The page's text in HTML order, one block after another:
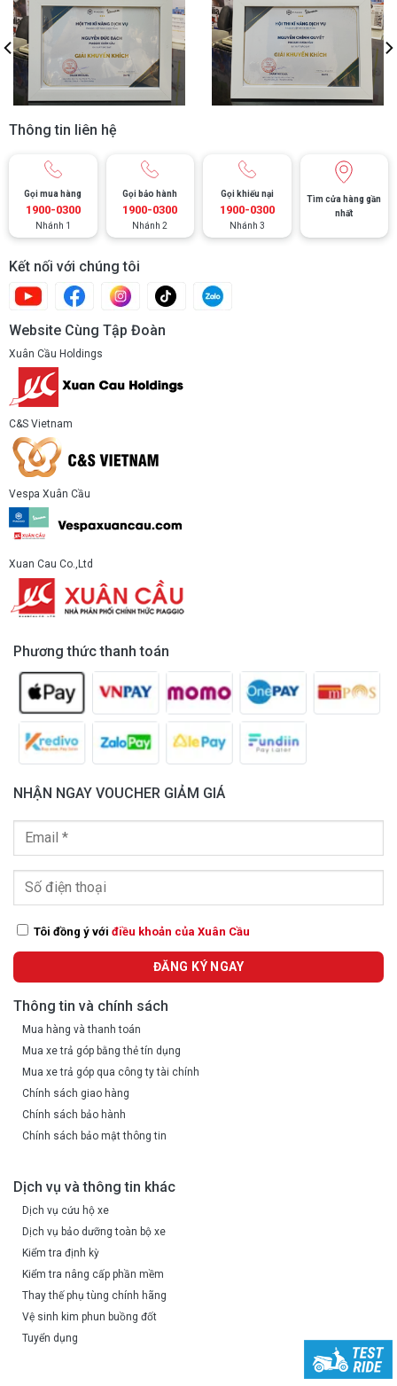
T‑shirt cotton premium
cổ tròn, logo Officina 8 phía trước
và phiên bản lớn hơn ở phía sau – đơn giản mà tinh tế.
Áo thun Vespa Officina 8 (8L0177M01OTT)
dành cho người hâm mộ Vespa tỉ mỉ trong từng chi tiết
Móc chìa khoá Vespa Officina 8 (8L0181MNNOTT)
Backpack Vespa Officina 8
: ba lô nhẹ từ polyester, có logo
Officina 8, thiết kế tối giản và linh hoạt để mang vật dụng cá
nhân khi di chuyển – gọn nhẹ mà vẫn đồng bộ phong cách
Thông tin liên hệ
Gọi mua hàng
1900-0300
Nhánh 1
Gọi bảo hành
1900-0300
Nhánh 2
Gọi khiếu nại
1900-0300
Nhánh 3
Tìm cửa hàng gần
nhất
Kết nối với chúng tôi
Website Cùng Tập Đoàn
Xuân Cầu Holdings
C&S Vietnam
Vespa Xuân Cầu
Xuan Cau Co.,Ltd
Phương thức thanh toán
NHẬN NGAY VOUCHER GIẢM GIÁ
Tôi đồng ý với điều khoản của Xuân Cầu
Thông tin và chính sách
Mua hàng và thanh toán
Mua xe trả góp bằng thẻ tín dụng
Mua xe trả góp qua công ty tài chính
Chính sách giao hàng
Chính sách bảo hành
Chính sách bảo mật thông tin
Dịch vụ và thông tin khác
Dịch vụ cứu hộ xe
Dịch vụ bảo dưỡng toàn bộ xe
Kiểm tra định kỳ
Kiểm tra nâng cấp phần mềm
Thay thế phụ tùng chính hãng
Vệ sinh kim phun buồng đốt
Tuyển dụng